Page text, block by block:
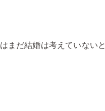
まだ結婚は考えていないと